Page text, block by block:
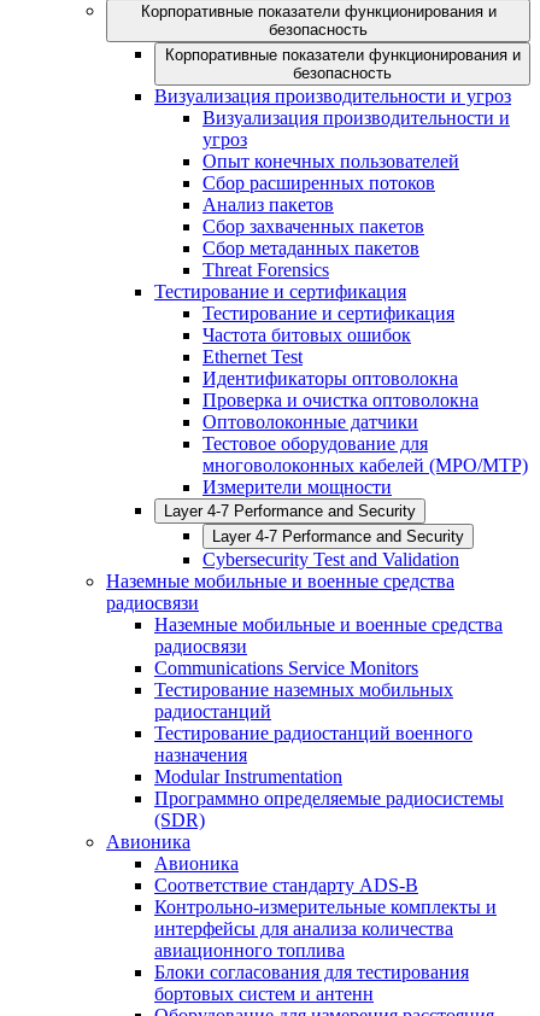
Корпоративные показатели функционирования и
безопасность
Корпоративные показатели функционирования и
безопасность
Визуализация производительности и угроз
Визуализация производительности и
угроз
Опыт конечных пользователей
Сбор расширенных потоков
Анализ пакетов
Сбор захваченных пакетов
Сбор метаданных пакетов
Threat Forensics
Тестирование и сертификация
Тестирование и сертификация
Частота битовых ошибок
Ethernet Test
Идентификаторы оптоволокна
Проверка и очистка оптоволокна
Оптоволоконные датчики
Тестовое оборудование для
многоволоконных кабелей (MPO/MTP)
Измерители мощности
Layer 4-7 Performance and Security
Layer 4-7 Performance and Security
Cybersecurity Test and Validation
Наземные мобильные и военные средства
радиосвязи
Наземные мобильные и военные средства
радиосвязи
Communications Service Monitors
Тестирование наземных мобильных
радиостанций
Тестирование радиостанций военного
назначения
Modular Instrumentation
Программно определяемые радиосистемы
(SDR)
Авионика
Авионика
Соответствие стандарту ADS-B
Контрольно-измерительные комплекты и
интерфейсы для анализа количества
авиационного топлива
Блоки согласования для тестирования
бортовых систем и антенн